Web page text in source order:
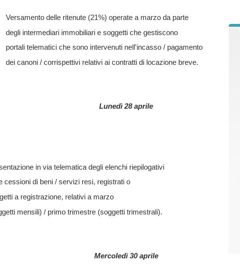
Versamento delle ritenute (21%) operate a marzo da parte
degli intermediari immobiliari e soggetti che gestiscono
portali telematici che sono intervenuti nell'incasso / pagamento
dei canoni / corrispettivi relativi ai contratti di locazione breve.
Lunedì 28 aprile
in via telematica degli elenchi riepilogativi
cessioni di beni / servizi resi, registrati o
a registrazione, relativi a marzo
mensili) / primo trimestre (soggetti trimestrali).
Mercoledì 30 aprile